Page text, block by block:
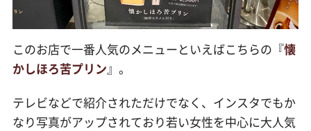
このお店で一番人気のメニューといえばこちらの『懐
かしほろ苦プリン』。
テレビなどで紹介されただけでなく、インスタでもか
なり写真がアップされており若い女性を中心に大人気